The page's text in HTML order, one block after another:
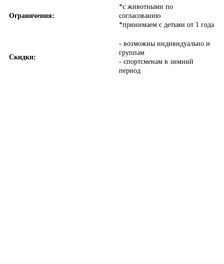
Ограничения:
*с животными по
согласованию
*принимаем с детьми от 1 года
Скидки:
- возможны индивидуально и
группам
- спортсменам в зимний
период